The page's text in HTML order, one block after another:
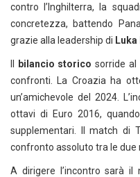
contro l’Inghilterra, la
concretezza, battendo
grazie alla leadership di
bilancio storico sorride al
confronti. La Croazia ha
un’amichevole del 2024.
ottavi di Euro 2016,
supplementari. Il match di
confronto assoluto tra le due
A dirigere l’incontro sarà il